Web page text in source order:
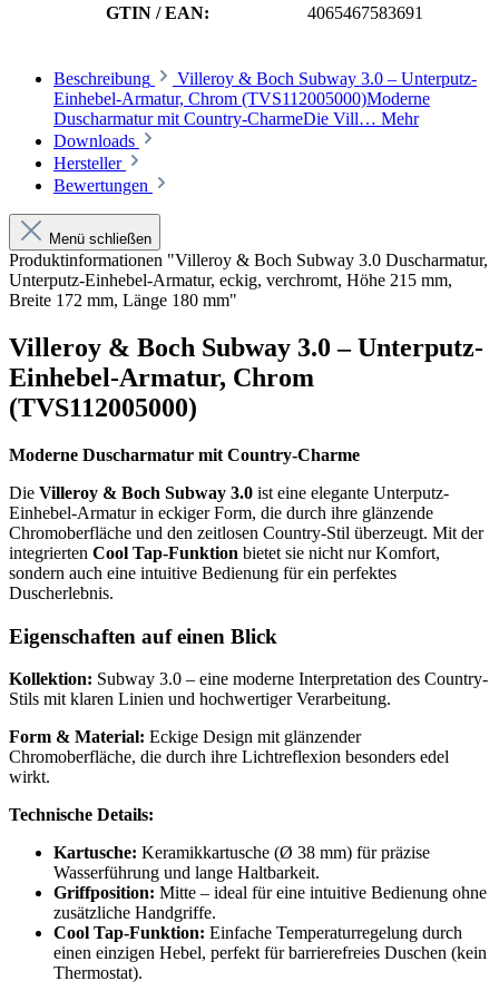
GTIN / EAN:
4065467583691
Beschreibung
Villeroy & Boch Subway 3.0 – Unterputz-
Einhebel-Armatur, Chrom (TVS112005000)Moderne
Duscharmatur mit Country-CharmeDie Vill… Mehr
Downloads
Hersteller
Bewertungen
Menü schließen
Produktinformationen "Villeroy & Boch Subway 3.0 Duscharmatur,
Unterputz-Einhebel-Armatur, eckig, verchromt, Höhe 215 mm,
Breite 172 mm, Länge 180 mm"
Villeroy & Boch Subway 3.0 – Unterputz-
Einhebel-Armatur, Chrom
(TVS112005000)
Moderne Duscharmatur mit Country-Charme
Die Villeroy & Boch Subway 3.0 ist eine elegante Unterputz-
Einhebel-Armatur in eckiger Form, die durch ihre glänzende
Chromoberfläche und den zeitlosen Country-Stil überzeugt. Mit der
integrierten Cool Tap-Funktion bietet sie nicht nur Komfort,
sondern auch eine intuitive Bedienung für ein perfektes
Duscherlebnis.
Eigenschaften auf einen Blick
Kollektion: Subway 3.0 – eine moderne Interpretation des Country-
Stils mit klaren Linien und hochwertiger Verarbeitung.
Form & Material: Eckige Design mit glänzender
Chromoberfläche, die durch ihre Lichtreflexion besonders edel
wirkt.
Technische Details:
Kartusche: Keramikkartusche (Ø 38 mm) für präzise
Wasserführung und lange Haltbarkeit.
Griffposition: Mitte – ideal für eine intuitive Bedienung ohne
zusätzliche Handgriffe.
Cool Tap-Funktion: Einfache Temperaturregelung durch
einen einzigen Hebel, perfekt für barrierefreies Duschen (kein
Thermostat).